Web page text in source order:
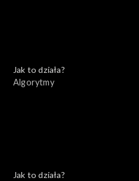
Jak to działa?
Algorytmy
Jak to działa?